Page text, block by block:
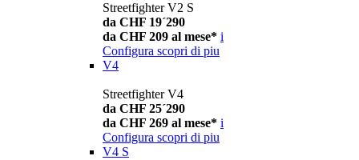
Streetfighter V2 S
da CHF 19´290
da CHF 209 al mese* i
Configura scopri di piu
V4
Streetfighter V4
da CHF 25´290
da CHF 269 al mese* i
Configura scopri di piu
V4 S